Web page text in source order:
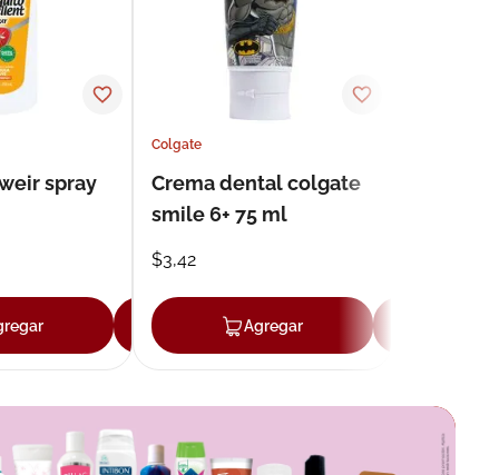
spray
Agregar
Colgate
Crema dental colgate
smile 6+ 75 ml
$3,42
Agregar